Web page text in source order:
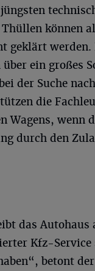
können
geklärt werden.
über ein großes
der Suche
die
Wagens, wenn
durch den
das Autohaus
Kfz-
betont